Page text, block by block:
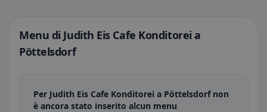
Menu di Judith Eis Cafe Konditorei a
Pöttelsdorf
Per Judith Eis Cafe Konditorei a Pöttelsdorf non
è ancora stato inserito alcun menu